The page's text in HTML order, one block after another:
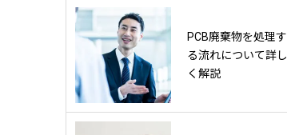
PCB廃棄物を処理す
る流れについて詳し
く解説